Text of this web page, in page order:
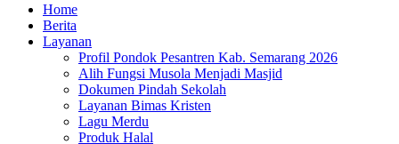
Home
Berita
Layanan
Profil Pondok Pesantren Kab. Semarang 2026
Alih Fungsi Musola Menjadi Masjid
Dokumen Pindah Sekolah
Layanan Bimas Kristen
Lagu Merdu
Produk Halal